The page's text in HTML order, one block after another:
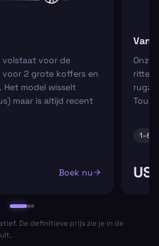
voor de
2 grote koffers en
model wisselt
maar is altijd recent
Boek nu
Van
Onze
ritten
1–6
De definitieve prijs zie je in de